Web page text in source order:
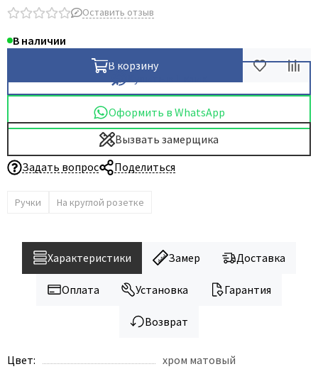
Оставить отзыв
В наличии
В корзину
Оформить в WhatsApp
Вызвать замерщика
Задать вопрос
Поделиться
Ручки На круглой розетке
Характеристики Замер Доставка
Оплата Установка Гарантия
Возврат
Цвет:
хром матовый